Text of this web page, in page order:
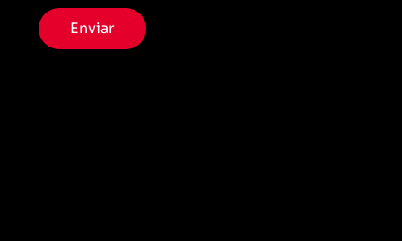
Enviar